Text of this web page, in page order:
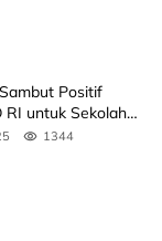
Positif
RI untuk Sekolah
1344